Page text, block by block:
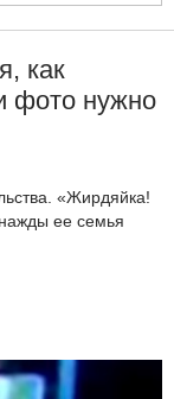
как
фото нужно
«Жирдяйка!
ее семья